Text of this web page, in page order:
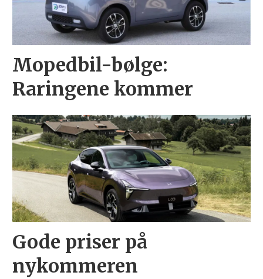
Mopedbil-bølge:
Raringene kommer
Gode priser på
nykommeren